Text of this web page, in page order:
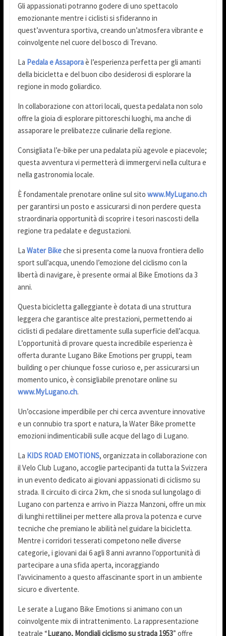
Gli appassionati potranno godere di uno spettacolo
emozionante mentre i ciclisti si sfideranno in
quest’avventura sportiva, creando un’atmosfera vibrante e
coinvolgente nel cuore del bosco di Trevano.
La Pedala e Assaporaè l’esperienza perfetta per gli amanti
della bicicletta e del buon cibo desiderosi di esplorare la
regione in modo goliardico.
In collaborazione con attori locali, questa pedalata non solo
offre la gioia di esplorare pittoreschi luoghi, ma anche di
assaporare le prelibatezze culinarie della regione.
Consigliata l’e-bike per una pedalata più agevole e piacevole;
questa avventura vi permetterà di immergervi nella cultura e
nella gastronomia locale.
È fondamentale prenotare online sul sito www.MyLugano.ch
per garantirsi un posto e assicurarsi di non perdere questa
straordinaria opportunità di scoprire i tesori nascosti della
regione tra pedalate e degustazioni.
La Water Bikeche si presenta come la nuova frontiera dello
sport sull’acqua, unendo l’emozione del ciclismo con la
libertà di navigare, è presente ormai al Bike Emotions da 3
anni.
Questa bicicletta galleggiante è dotata di una struttura
leggera che garantisce alte prestazioni, permettendo ai
ciclisti di pedalare direttamente sulla superficie dell’acqua.
L’opportunità di provare questa incredibile esperienza è
offerta durante Lugano Bike Emotions per gruppi, team
building o per chiunque fosse curioso e, per assicurarsi un
momento unico, è consigliabile prenotare online su
www.MyLugano.ch.
Un’occasione imperdibile per chi cerca avventure innovative
e un connubio tra sport e natura, la Water Bike promette
emozioni indimenticabili sulle acque del lago di Lugano.
La KIDS ROAD EMOTIONS, organizzata in collaborazione con
il Velo Club Lugano, accoglie partecipanti da tutta la Svizzera
in un evento dedicato ai giovani appassionati di ciclismo su
strada. Il circuito di circa 2 km, che si snoda sul lungolago di
Lugano con partenza e arrivo in Piazza Manzoni, offre un mix
di lunghi rettilinei per mettere alla prova la potenza e curve
tecniche che premiano le abilità nel guidare la bicicletta.
Mentre i corridori tesserati competono nelle diverse
categorie, i giovani dai 6 agli 8 anni avranno l’opportunità di
partecipare a una sfida aperta, incoraggiando
l’avvicinamento a questo affascinante sport in un ambiente
sicuro e divertente.
Le serate a Lugano Bike Emotions si animano con un
coinvolgente mix di intrattenimento. La rappresentazione
teatrale “Lugano, Mondiali ciclismo su strada 1953” offre